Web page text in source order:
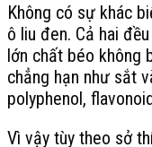
Không có sự khác
ô liu đen. Cả hai
lớn chất béo không
chẳng hạn như sắt
polyphenol,
Vì vậy tùy theo sở